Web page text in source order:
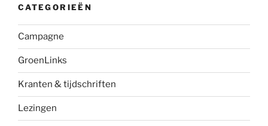
CATEGORIEËN
Campagne
GroenLinks
Kranten & tijdschriften
Lezingen